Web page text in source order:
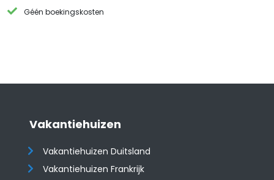
Géén boekingskosten
Vakantiehuizen
Vakantiehuizen Duitsland
Vakantiehuizen Frankrijk